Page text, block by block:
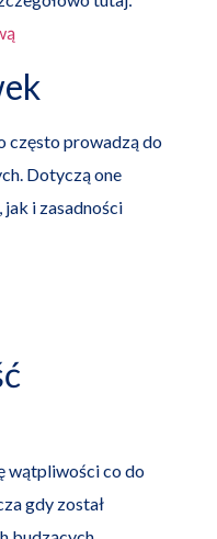
często prowadzą do
Dotyczą one
i zasadności
wątpliwości co do
gdy został